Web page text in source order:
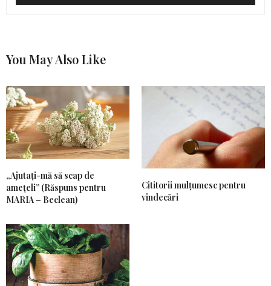
You May Also Like
„Ajutați-mă să scap de
amețeli” (Răspuns pentru
MARIA – Beclean)
Cititorii mulțumesc pentru
vindecări